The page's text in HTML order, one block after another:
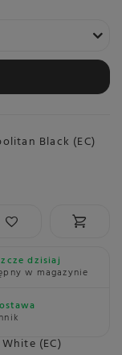
Black (EC)
dzisiaj
w magazynie
(EC)